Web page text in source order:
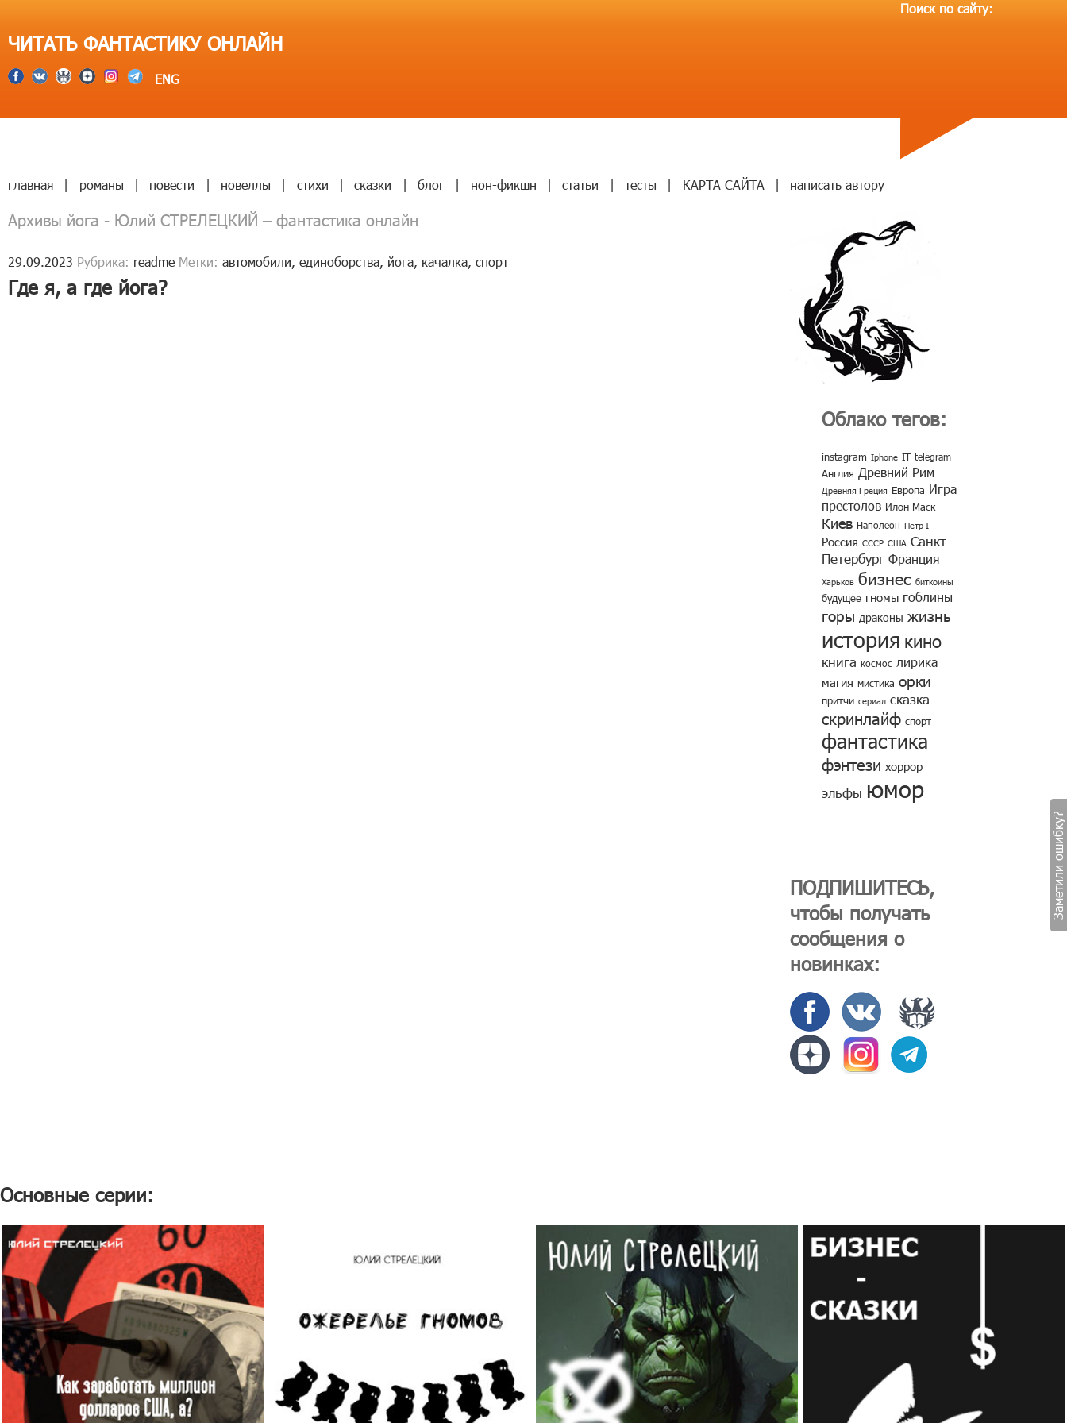
ЧИТАТЬ ФАНТАСТИКУ ОНЛАЙН
ENG
Поиск по сайту:
главная | романы | повести | новеллы | стихи | сказки | блог | нон-фикшн | статьи | тесты | КАРТА САЙТА | написать автору
Архивы йога - Юлий СТРЕЛЕЦКИЙ – фантастика онлайн
29.09.2023 Рубрика: readme Метки: автомобили, единоборства, йога, качалка, спорт
Где я, а где йога?
Облако тегов:
instagram Iphone IT telegram
Англия Древний Рим
Древняя Греция Европа Игра
престолов Илон Маск
Киев Наполеон Пётр I
Россия СССР США Санкт-
Петербург Франция
Харьков бизнес биткоины
будущее гномы гоблины
горы драконы жизнь
история кино
книга космос лирика
магия мистика орки
притчи сериал сказка
скринлайф спорт
фантастика
фэнтези хоррор
эльфы юмор
ПОДПИШИТЕСЬ,
чтобы получать
сообщения о
новинках:
Основные серии:
Заметили ошибку?